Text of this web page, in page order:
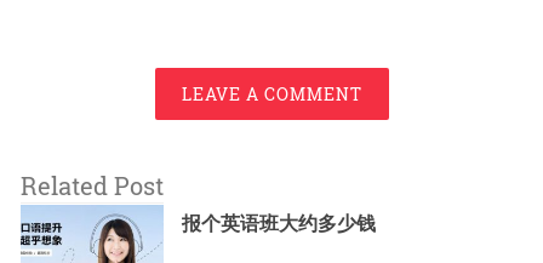
LEAVE A COMMENT
Related Post
报个英语班大约多少钱